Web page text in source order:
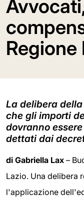
Regione
La delibera
che gli importi
dovranno
dettati dai
di Gabriella Lax –
Lazio. Una delibera
l'applicazione